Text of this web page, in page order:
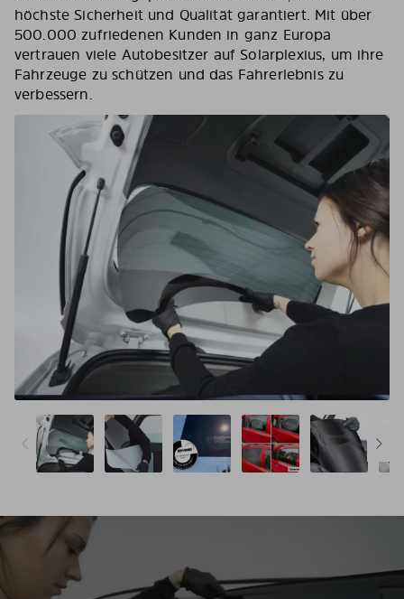
höchste Sicherheit und Qualität garantiert. Mit über
500.000 zufriedenen Kunden in ganz Europa
vertrauen viele Autobesitzer auf Solarplexius, um ihre
Fahrzeuge zu schützen und das Fahrerlebnis zu
verbessern.